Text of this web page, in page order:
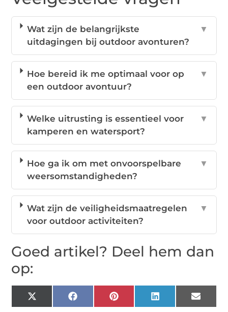
Wat zijn de belangrijkste
uitdagingen bij outdoor avonturen?
▼
Hoe bereid ik me optimaal voor op
een outdoor avontuur?
▼
Welke uitrusting is essentieel voor
kamperen en watersport?
▼
Hoe ga ik om met onvoorspelbare
weersomstandigheden?
▼
Wat zijn de veiligheidsmaatregelen
voor outdoor activiteiten?
▼
Goed artikel? Deel hem dan
op:
X
(Twitter)
FacebookPinterestLinkedIn Email